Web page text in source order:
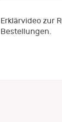
Erklärvideo zur
Bestellungen.